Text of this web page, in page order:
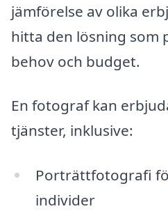
jämförelse av olika
hitta den lösning som
behov och budget.
En fotograf kan
tjänster, inklusive:
Porträttfotografi
individer